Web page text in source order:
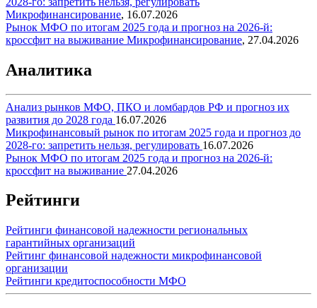
Микрофинансирование, 16.07.2026
Рынок МФО по итогам 2025 года и прогноз на 2026-й:
кроссфит на выживание Микрофинансирование, 27.04.2026
Аналитика
Анализ рынков МФО, ПКО и ломбардов РФ и прогноз их
развития до 2028 года 16.07.2026
Микрофинансовый рынок по итогам 2025 года и прогноз до
2028-го: запретить нельзя, регулировать 16.07.2026
Рынок МФО по итогам 2025 года и прогноз на 2026-й:
кроссфит на выживание 27.04.2026
Рейтинги
Рейтинги финансовой надежности региональных
гарантийных организаций
Рейтинг финансовой надежности микрофинансовой
организации
Рейтинги кредитоспособности МФО